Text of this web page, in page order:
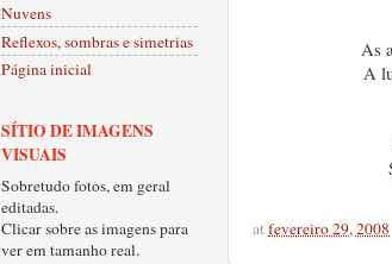
As
A
atfevereiro 29, 2008
Nuvens
Reflexos, sombras e simetrias
Página inicial
SÍTIO DE IMAGENS
VISUAIS
Sobretudo fotos, em geral
editadas.
Clicar sobre as imagens para
ver em tamanho real.